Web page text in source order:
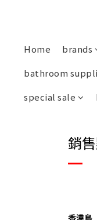
Home brands
bathroom
special sale
銷
香港島